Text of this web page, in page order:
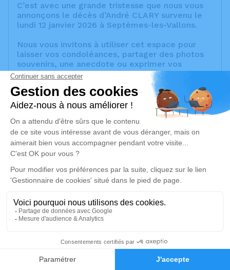
Faire-part Hommages
C’est avec une grande tristesse que nous vous
annonçons le décès d’André CLARY survenu le
lundi 12 janvier 2026 à Septèmes-les-Vallons.
Nous vous invitons à utiliser cet espace pour
laisser vos condoléances, partager des photos
souvenirs, une anecdote ou exprimer vos
pensées à travers des poèmes ou des textes.
Cet endroit est un lieu d'expression dédié à
honorer la mémoire d’André CLARY.
Un service de plantation d’arbre hommage est
disponible ici.
Crémation
Crématorium de Provence et Parc Mémorial
de Provence d'Aix-en-Provence
13290 Aix-en-Provence